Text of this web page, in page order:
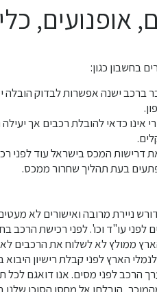
אופנועים,
בחשבון כגון:
ברכב ישנה אפשרות לבדוק הובלה
אינו כדאי להובלת רכבים אך יעילה
דרישות המכס בישראל עוד לפני
בעת תהליך שחרור ממכס.
ניירת מרובה ואישורים לא מעטים
לפני עו"ד וכו'. לפני רכישת הרכב
ממולץ לא לשלוח את הרכבים
הארץ לפני קבלת רישיון
לקבל קנס בשווי של 5% מערך הרכב לפני מסים. אנו דואגם
הובלתו אל מחסן הסוכן שלנו